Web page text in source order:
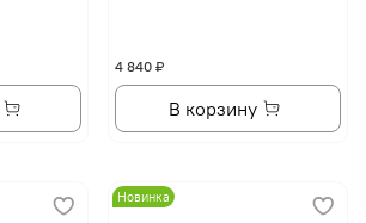
4 840 ₽
В корзину
Новинка